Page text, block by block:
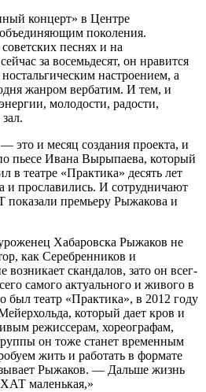
кон­церт» в Центре
поколения.
песнях и на
за восемьдесят, он нравится
настроением, а
жанром вербатим. И тем, и
молодости, радости,
это и месяц создания проекта, и
пьесе Ивана Вырыпаева, который
в театре «Практика» десять лет
и прославились. И сотруднича­ют
премьеру Рыжакова и
Хабаровска Рыжаков не
как Сере­бренников и
возникает скандалов, зато он всег­
самого актуального и живого в
был театр «Практи­ка», в 2012 году
который дает кров и
ре­жиссерам, хореографам,
он тоже ста­нет временным
жить и работать в фор­мате
Рыжаков. — Дальше жизнь
маленькая,»